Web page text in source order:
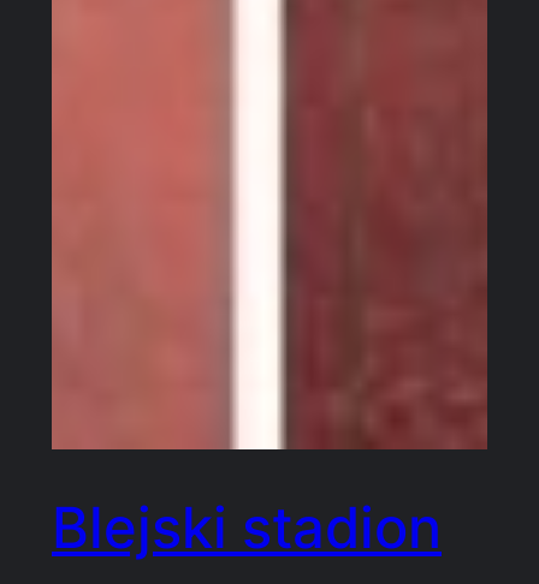
Blejski stadion